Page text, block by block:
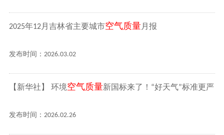
2025年12月吉林省主要城市空气质量月报
发布时间：2026.03.02
【新华社】 环境空气质量新国标来了！“好天气”标准更严
发布时间：2026.02.26